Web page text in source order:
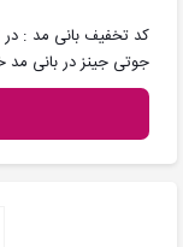
جوتی جینز در بانی مد